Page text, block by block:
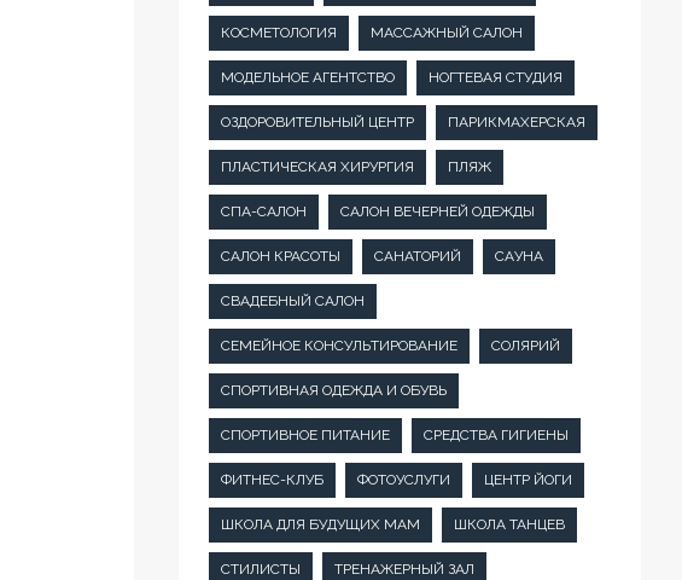
КОСМЕТОЛОГИЯ МАССАЖНЫЙ САЛОН
МОДЕЛЬНОЕ АГЕНТСТВО НОГТЕВАЯ СТУДИЯ
ОЗДОРОВИТЕЛЬНЫЙ ЦЕНТР ПАРИКМАХЕРСКАЯ
ПЛАСТИЧЕСКАЯ ХИРУРГИЯ ПЛЯЖ
СПА-САЛОН САЛОН ВЕЧЕРНЕЙ ОДЕЖДЫ
САЛОН КРАСОТЫ САНАТОРИЙ САУНА
СВАДЕБНЫЙ САЛОН
СЕМЕЙНОЕ КОНСУЛЬТИРОВАНИЕ СОЛЯРИЙ
СПОРТИВНАЯ ОДЕЖДА И ОБУВЬ
СПОРТИВНОЕ ПИТАНИЕ СРЕДСТВА ГИГИЕНЫ
ФИТНЕС-КЛУБ ФОТОУСЛУГИ ЦЕНТР ЙОГИ
ШКОЛА ДЛЯ БУДУЩИХ МАМ ШКОЛА ТАНЦЕВ
СТИЛИСТЫ ТРЕНАЖЕРНЫЙ ЗАЛ